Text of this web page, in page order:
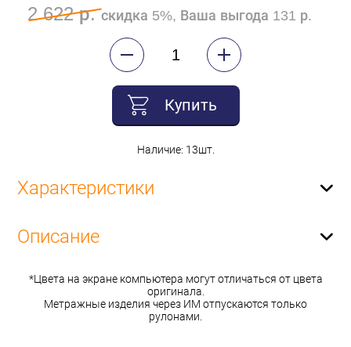
2 622 р.скидка 5%, Ваша выгода 131 р.
Купить
Наличие: 13шт.
Характеристики
Описание
*Цвета на экране компьютера могут отличаться от цвета
оригинала.
Метражные изделия через ИМ отпускаются только
рулонами.